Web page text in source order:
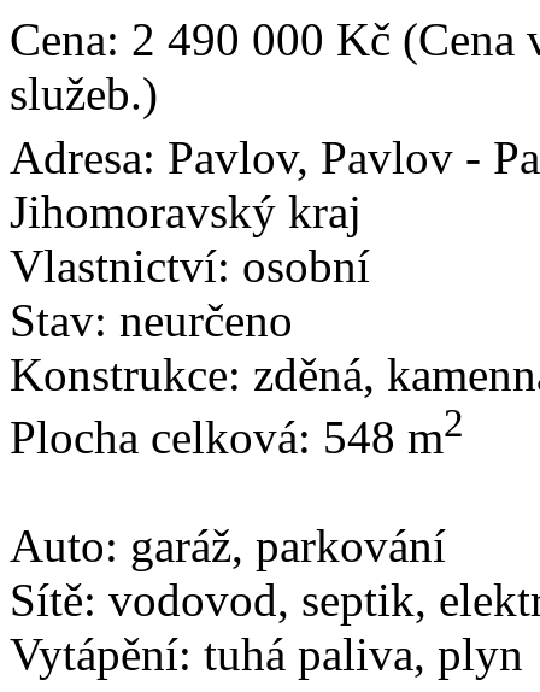
Cena: 2 490 000 Kč (Cena
služeb.)
Adresa: Pavlov, Pavlov -
Jihomoravský kraj
Vlastnictví: osobní
Stav: neurčeno
Konstrukce: zděná,
Plocha celková: 548 m2
Auto: garáž, parkování
Sítě: vodovod, septik,
Vytápění: tuhá paliva, plyn